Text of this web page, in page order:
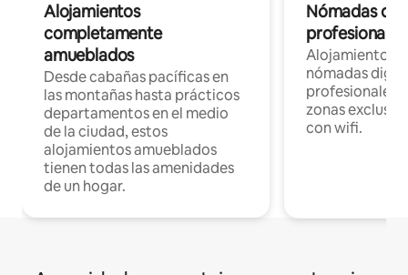
Alojamientos
completamente
amueblados
Desde cabañas pacíficas en
las montañas hasta prácticos
departamentos en el medio
de la ciudad, estos
alojamientos amueblados
tienen todas las amenidades
de un hogar.
Nómadas
Alojamientos
nómadas
profesionales
zonas
con wifi.